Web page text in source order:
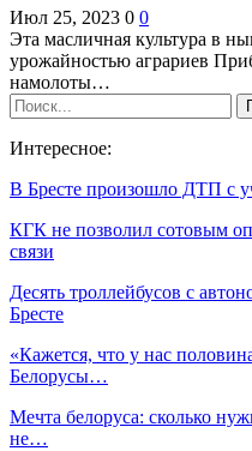
Июл 25, 2023 0 0
Эта масличная культура в
урожайностью аграриев
намолоты…
Интересное:
В Бресте произошло ДТП с
КГК не позволил сотовым
связи
Десять троллейбусов с
Бресте
«Кажется, что у нас
Белорусы…
Мечта белоруса: сколько
не…